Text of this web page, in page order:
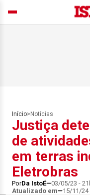
Início> Notícias
Justiça
de
em terras
Eletrobras
PorDa IstoÉ 03/05/23 -
Atualizado em
15/11/24